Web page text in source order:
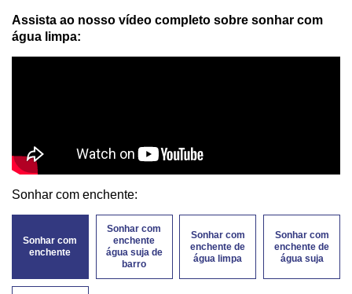
Assista ao nosso vídeo completo sobre sonhar com
água limpa:
Sonhar com enchente:
Sonhar com
enchente
Sonhar com
enchente
água suja de
barro
Sonhar com
enchente de
água limpa
Sonhar com
enchente de
água suja